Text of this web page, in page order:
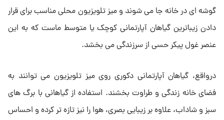
گوشه ای در خانه جا می شوند و میز تلویزیون محلی مناسب برای قرار
دادن زیباترین گیاهان آپارتمانی کوچک یا متوسط ماست که به این
عنصر غول پیکر حسی از سرزندگی می بخشد.
درواقع، گیاهان آپارتمانی دکوری روی میز تلویزیون می ‌توانند به
فضای خانه زندگی و طراوت بخشند. استفاده از گیاهانی با برگ‌ های
سبز و شاداب، علاوه بر زیبایی بصری، هوا را نیز تازه ‌تر کرده و احساس